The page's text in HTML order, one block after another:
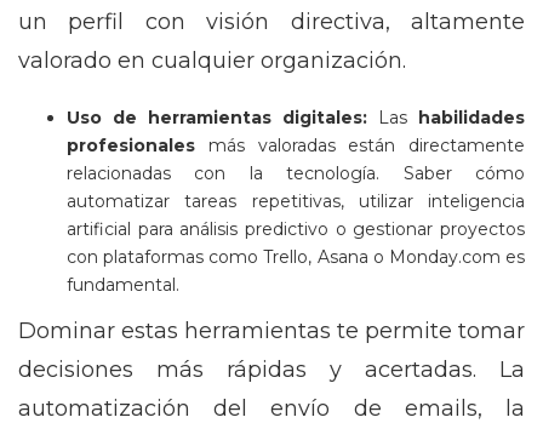
un perfil con visión directiva, altamente
valorado en cualquier organización.
Uso de herramientas digitales: Las habilidades
profesionales más valoradas están directamente
relacionadas con la tecnología. Saber cómo
automatizar tareas repetitivas, utilizar inteligencia
artificial para análisis predictivo o gestionar proyectos
con plataformas como Trello, Asana o Monday.com es
fundamental.
Dominar estas herramientas te permite tomar
decisiones más rápidas y acertadas. La
automatización del envío de emails, la